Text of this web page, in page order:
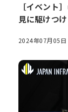
［イベント
見に駆けつ
2024年07月05日